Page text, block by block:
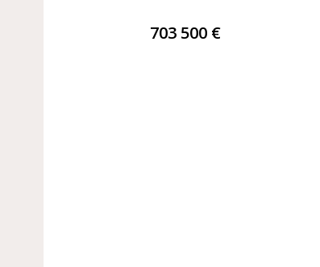
703 500 €